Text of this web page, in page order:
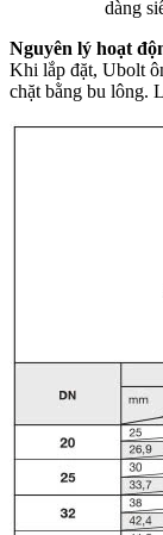
dàng
Nguyên lý hoạt
Khi lắp đặt, Ubolt
chặt bằng bu lông.